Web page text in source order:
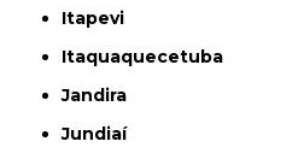
Itapevi
Itaquaquecetuba
Jandira
Jundiaí